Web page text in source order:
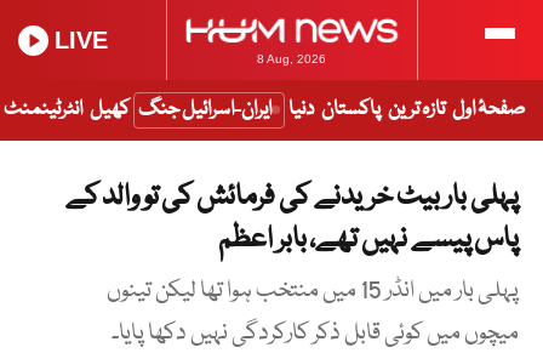
8 Aug, 2026
LIVE
صفحۂ اول تازہ ترین پاکستان دنیا ایران-اسرائیل جنگ کھیل انٹرٹینمنٹ
پہلی بار بیٹ خریدنے کی فرمائش کی تو والد کے
پاس پیسے نہیں تھے، بابر اعظم
پہلی بار میں انڈر 15 میں منتخب ہوا تھا لیکن تینوں
میچوں میں کوئی قابل ذکر کارکردگی نہیں دکھا پایا۔